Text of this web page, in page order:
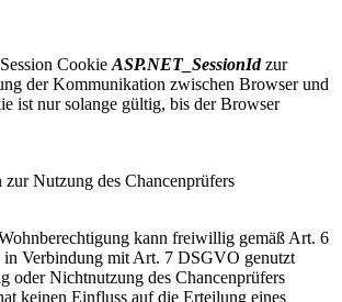
Cookie ASP.NET_SessionIdzur
der Kommunikation zwischen Browser und
ist nur solange gültig, bis der Browser
zur Nutzung des Chancenprüfers
kann freiwillig gemäß Art. 6
in Verbindung mit Art. 7 DSGVO genutzt
oder Nichtnutzung des Chancenprüfers
keinen Einfluss auf die Erteilung eines